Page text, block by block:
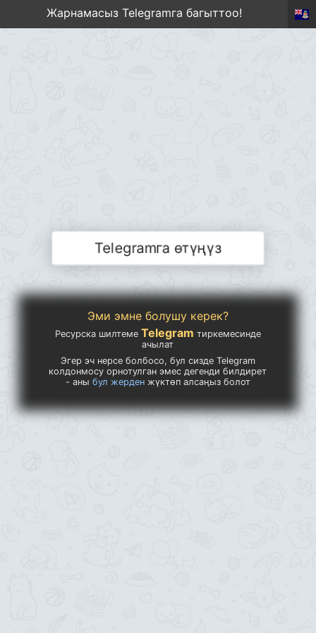
Жарнамасыз Telegramга багыттоо!
Telegramга өтүңүз
Эми эмне болушу керек?
Ресурска шилтеме Telegram тиркемесинде
ачылат
Эгер эч нерсе болбосо, бул сизде Telegram
колдонмосу орнотулган эмес дегенди билдирет
- аны бул жерденжүктөп алсаңыз болот